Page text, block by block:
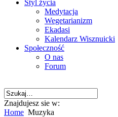
Styl życia
Medytacja
Wegetarianizm
Ekadasi
Kalendarz Wisznuicki
Społeczność
O nas
Forum
Znajdujesz sie w:
Home Muzyka